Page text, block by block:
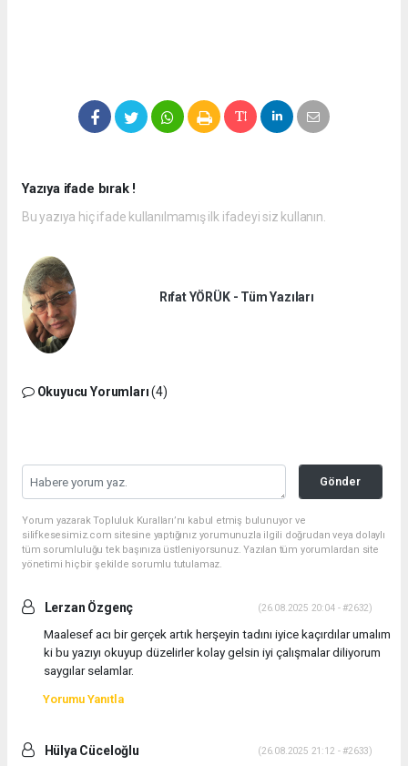
Yazıya ifade bırak !
Bu yazıya hiç ifade kullanılmamış ilk ifadeyi siz kullanın.
Rıfat YÖRÜK - Tüm Yazıları
Okuyucu Yorumları(4)
Gönder
Yorum yazarak Topluluk Kuralları’nı kabul etmiş bulunuyor ve
silifkesesimiz.com sitesine yaptığınız yorumunuzla ilgili doğrudan veya dolaylı
tüm sorumluluğu tek başınıza üstleniyorsunuz. Yazılan tüm yorumlardan site
yönetimi hiçbir şekilde sorumlu tutulamaz.
Lerzan Özgenç (26.08.2025 20:04 - #2632)
Maalesef acı bir gerçek artık herşeyin tadını iyice kaçırdılar umalım
ki bu yazıyı okuyup düzelirler kolay gelsin iyi çalışmalar diliyorum
saygılar selamlar.
Yorumu Yanıtla
Hülya Cüceloğlu (26.08.2025 21:12 - #2633)